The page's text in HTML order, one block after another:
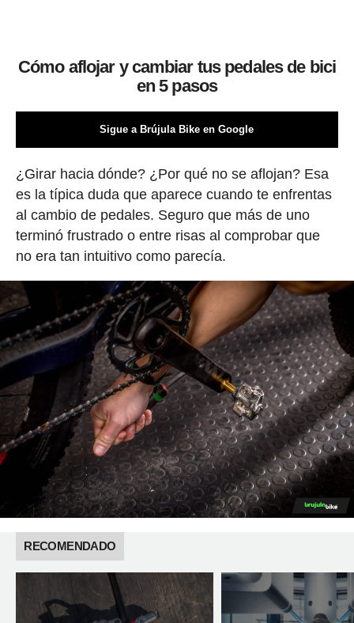
Cómo aflojar y cambiar tus pedales de bici
en 5 pasos
Sigue a Brújula Bike en Google
¿Girar hacia dónde? ¿Por qué no se aflojan? Esa
es la típica duda que aparece cuando te enfrentas
al cambio de pedales. Seguro que más de uno
terminó frustrado o entre risas al comprobar que
no era tan intuitivo como parecía.
RECOMENDADO